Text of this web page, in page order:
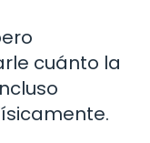
cuánto la